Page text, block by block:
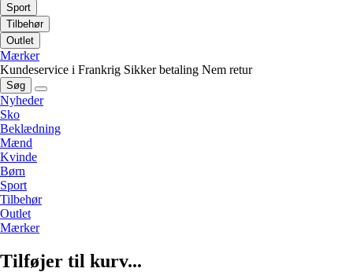
Sport
Tilbehør
Outlet
Mærker
Kundeservice i Frankrig Sikker betaling Nem retur
Søg
Nyheder
Sko
Beklædning
Mænd
Kvinde
Børn
Sport
Tilbehør
Outlet
Mærker
Tilføjer til kurv...